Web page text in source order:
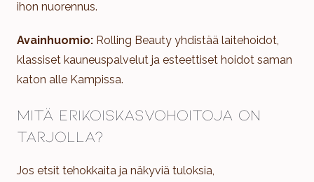
ihon nuorennus.
Avainhuomio: Rolling Beauty yhdistää laitehoidot,
klassiset kauneuspalvelut ja esteettiset hoidot saman
katon alle Kampissa.
Mitä erikoiskasvohoitoja on
tarjolla?
Jos etsit tehokkaita ja näkyviä tuloksia,